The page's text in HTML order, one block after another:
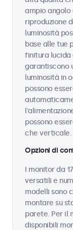
ampio angolo
riproduzione
luminosità
base alle tue
finitura lucida
garantiscono
luminosità in
possono
possono
che verticale.
Opzioni di
I monitor da
versatili e
modelli sono
montare su
parete. Per il
disponibili